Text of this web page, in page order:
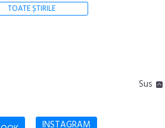
TOATE ȘTIRILE
Sus
INSTAGRAM